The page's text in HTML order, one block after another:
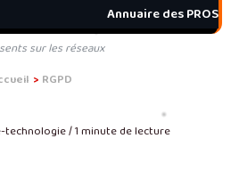
Annuaire des PROS
sur les réseaux
RGPD
technologie/1 minute de lecture